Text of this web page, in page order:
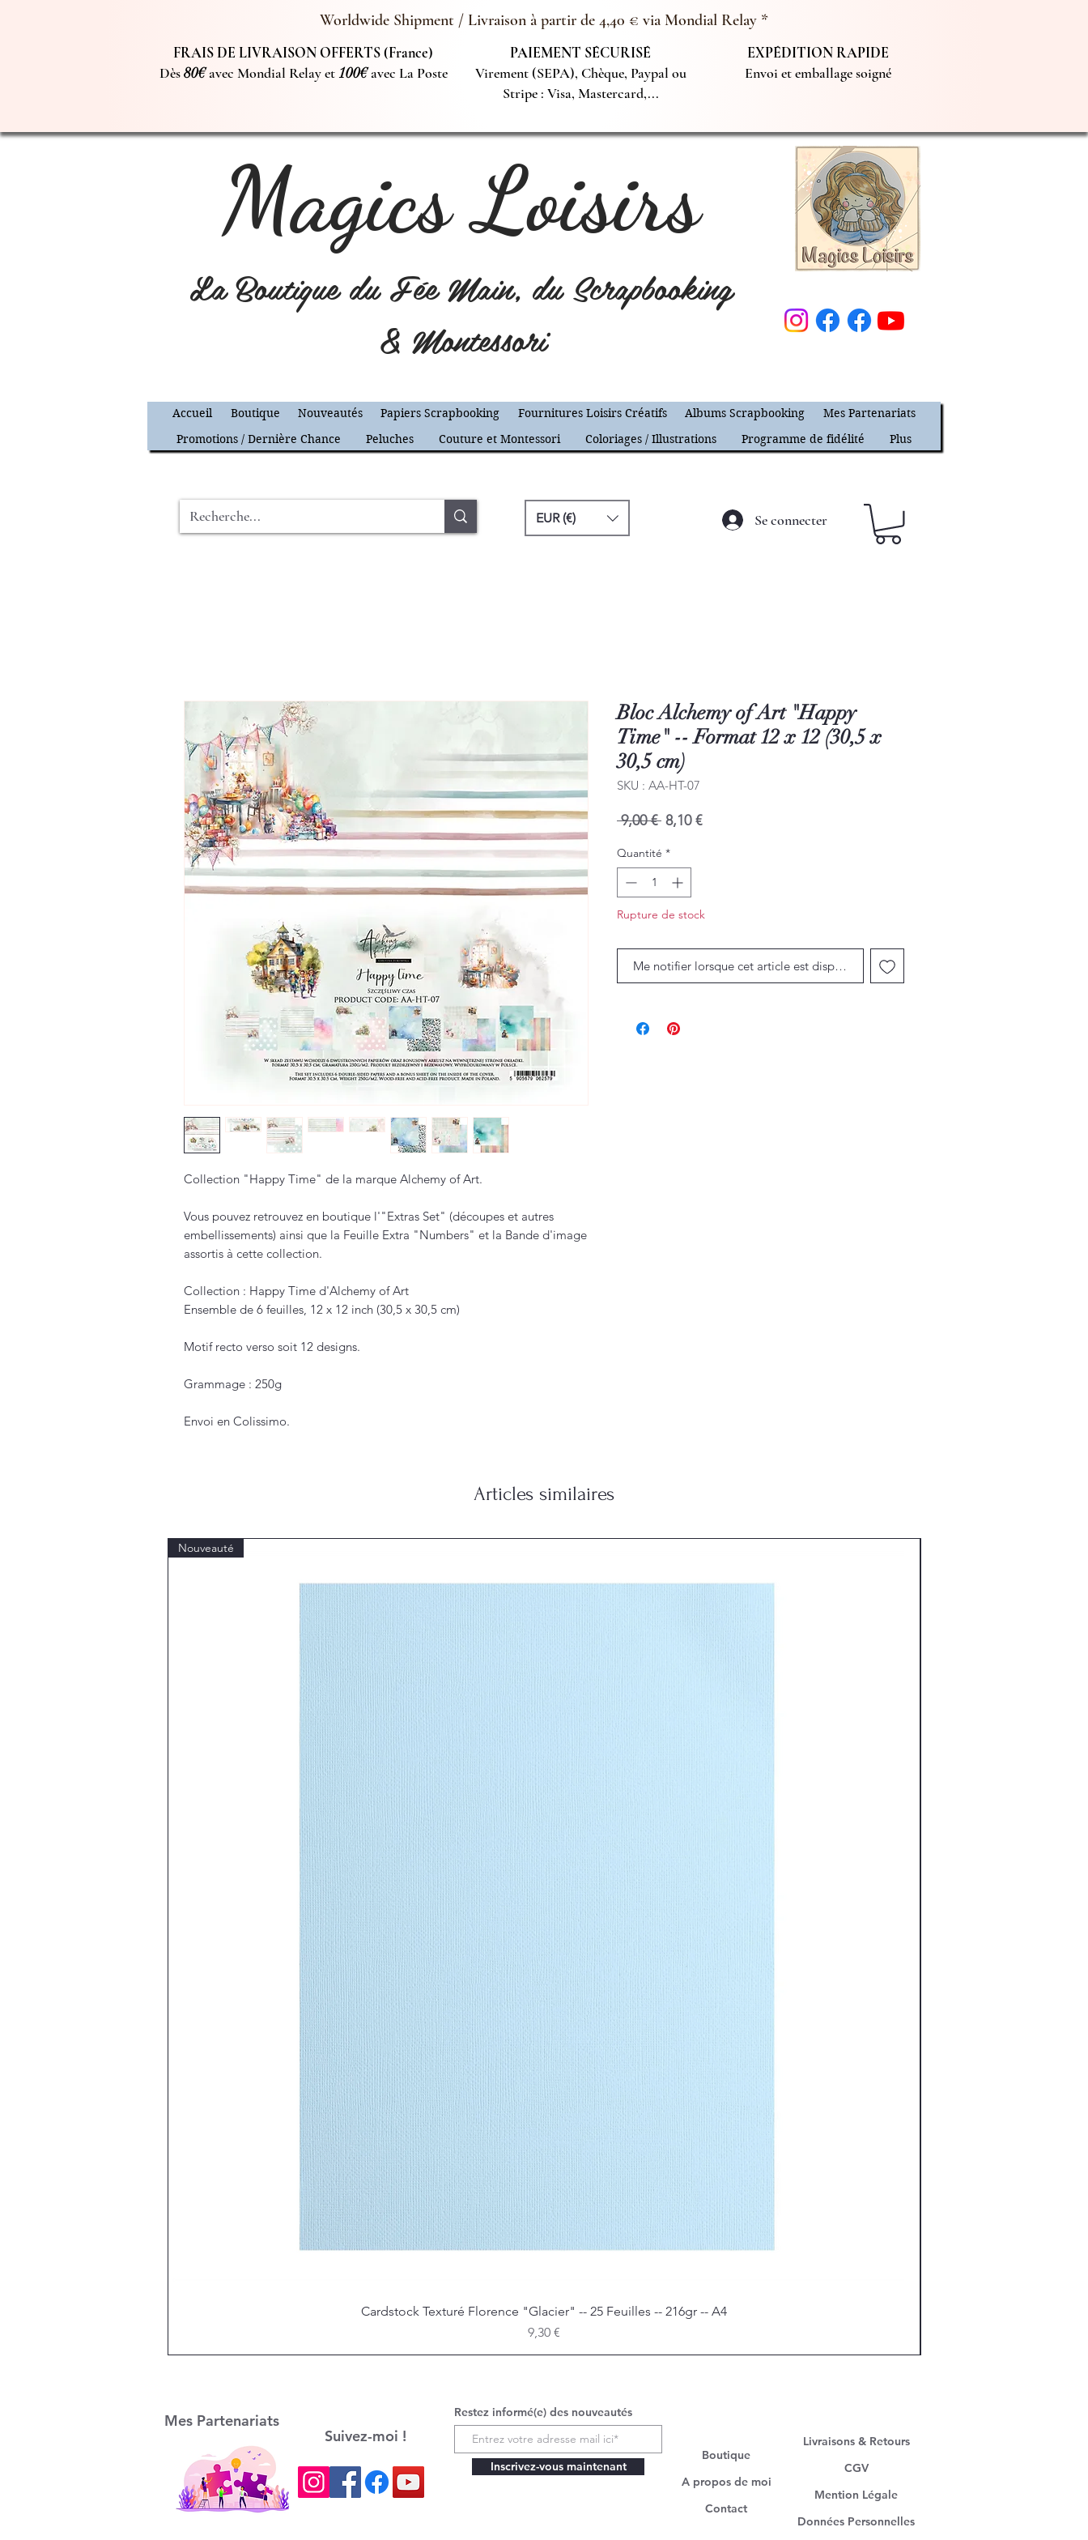
Worldwide Shipment / Livraison à partir de 4,40 € via Mondial Relay *
FRAIS DE LIVRAISON OFFERTS (France)
Dès80€avec Mondial Relay et100€avec La Poste
PAIEMENT SÉCURISÉ
Virement (SEPA), Chèque, Paypal ou
Stripe : Visa, Mastercard,...
EXPÉDITION RAPIDE
Envoi et emballage soigné
Magics Loisirs
La Boutique du Fée Main, du Scrapbooking
& Montessori
Accueil Boutique Nouveautés Papiers Scrapbooking Fournitures Loisirs Créatifs Albums Scrapbooking
Mes Partenariats
Promotions / Dernière Chance
Peluches Couture et Montessori Coloriages / Illustrations Programme de fidélité Plus
EUR (€) Se connecter
Collection "Happy Time" de la marque Alchemy of Art.
Vous pouvez retrouvez en boutique l'"Extras Set" (découpes et autres
embellissements) ainsi que la Feuille Extra "Numbers" et la Bande d'image
assortis à cette collection.
Collection : Happy Time d'Alchemy of Art
Ensemble de 6 feuilles, 12 x 12 inch (30,5 x 30,5 cm)
Motif recto verso soit 12 designs.
Grammage : 250g
Envoi en Colissimo.
Bloc Alchemy of Art "Happy
Time" -- Format 12 x 12 (30,5 x
30,5 cm)
SKU : AA-HT-07
9,00 € Prix
8,10 €Prix
Quantité *
Rupture de stock
Me notifier lorsque cet article est disponible
Articles similaires
Aperçu rapide
Nouveauté
Cardstock Texturé Florence "Glacier" -- 25 Feuilles -- 216gr -- A4
Prix
9,30 €
Mes Partenariats Restez informé(e) des nouveautés
Inscrivez-vous maintenant
Suivez-moi !
Boutique
A propos de moi
Contact
Livraisons & Retours
CGV
Mention Légale
Données Personnelles